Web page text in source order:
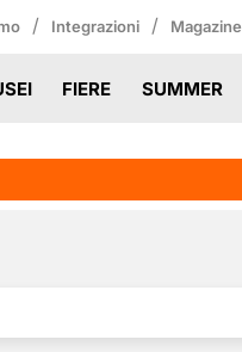
/ Integrazioni / Magazine
FIERE SUMMER